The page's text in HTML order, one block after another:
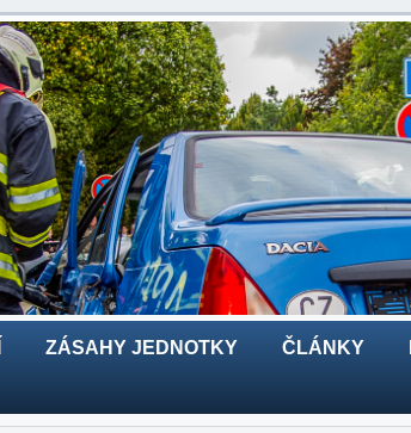
ZÁSAHY JEDNOTKY ČLÁNKY